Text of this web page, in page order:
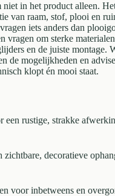
niet in het product alleen.
van raam, stof, plooi en
iets anders dan
vragen om sterke
en de juiste montage.
de mogelijkheden en
klopt én mooi staat.
een rustige, strakke
zichtbare, decoratieve
voor inbetweens en